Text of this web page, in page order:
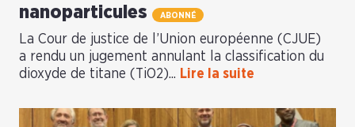
nanoparticules
ABONNÉ
La Cour de justice de l’Union européenne (CJUE)
a rendu un jugement annulant la classification du
dioxyde de titane (TiO2)... Lire la suite